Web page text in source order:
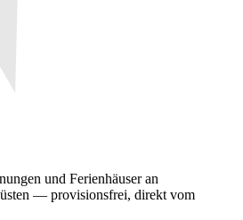
und Ferienhäuser an
— provisionsfrei, direkt vom